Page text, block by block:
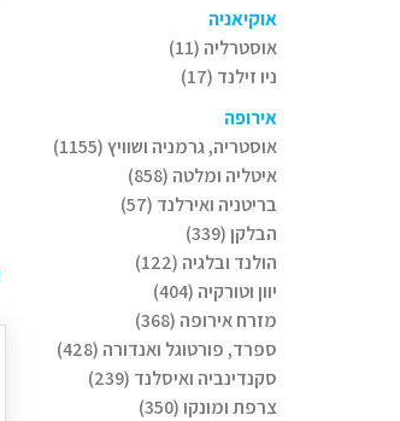
אוקיאניה
אוסטרליה (11)
ניו זילנד (17)
אירופה
אוסטריה, גרמניה ושוויץ (1155)
איטליה ומלטה (858)
בריטניה ואירלנד (57)
הבלקן (339)
הולנד ובלגיה (122)
יוון וטורקיה (404)
מזרח אירופה (368)
ספרד, פורטוגל ואנדורה (428)
סקנדינביה ואיסלנד (239)
צרפת ומונקו (350)